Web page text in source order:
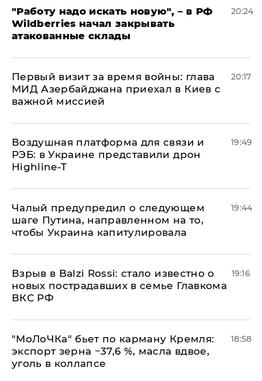
"Работу надо искать новую", – в РФ
Wildberries начал закрывать
атакованные склады
20:24
Первый визит за время войны: глава
МИД Азербайджана приехал в Киев с
важной миссией
20:17
Воздушная платформа для связи и
РЭБ: в Украине представили дрон
Highline-T
19:49
Чалый предупредил о следующем
шаге Путина, направленном на то,
чтобы Украина капитулировала
19:44
Взрыв в Balzi Rossi: стало известно о
новых пострадавших в семье Главкома
ВКС РФ
19:16
​"МоЛоЧКа" бьет по карману Кремля:
экспорт зерна −37,6 %, масла вдвое,
уголь в коллапсе
18:58